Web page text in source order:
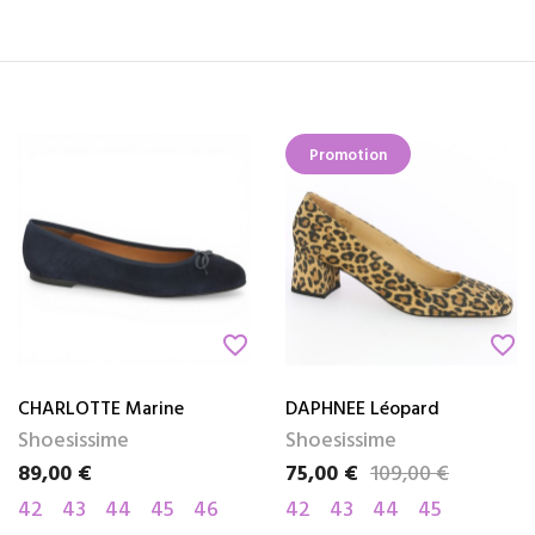
favorite_border
CHARLOTTE Marine
Shoesissime
Prix
89,00 €
42
43 44 45 46
Promotion
favorite_border
DAPHNEE Léopard
Shoesissime
Prix
75,00 €
Prix de base109,00 €
42
43 44 45